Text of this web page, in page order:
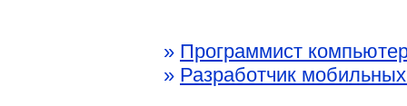
» Программист
» Разработчик